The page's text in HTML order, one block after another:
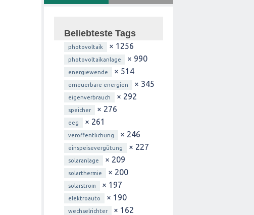
Beliebteste Tags
photovoltaik × 1256
photovoltaikanlage × 990
energiewende × 514
erneuerbare energien × 345
eigenverbrauch × 292
speicher × 276
eeg × 261
veröffentlichung × 246
einspeisevergütung × 227
solaranlage × 209
solarthermie × 200
solarstrom × 197
elektroauto × 190
wechselrichter × 162